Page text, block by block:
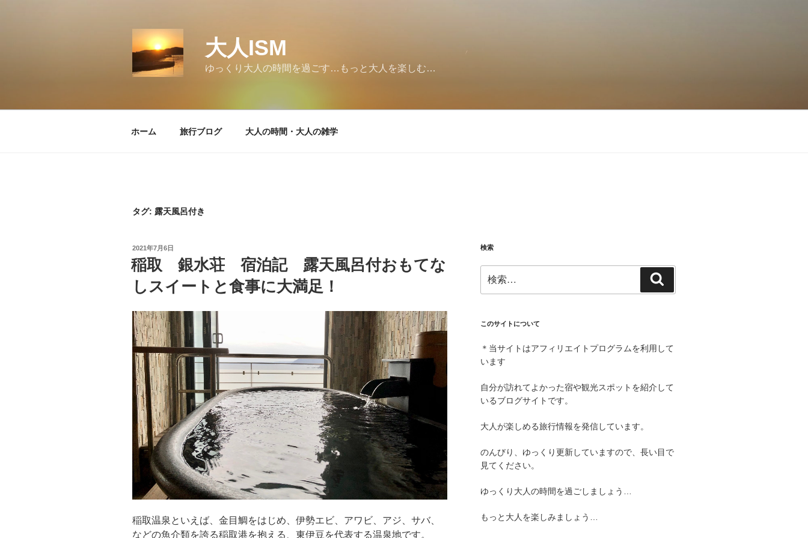
キ
大人ISM
ゆっくり大人の時間を過ごす…もっと大人を楽しむ…
ホーム 旅行ブログ 大人の時間・大人の雑学
タグ: 露天風呂付き
投
稿
日:
2021年7月6日
稲取 銀水荘 宿泊記 露天風呂付おもてな
しスイートと食事に大満足！
稲取温泉といえば、金目鯛をはじめ、伊勢エビ、アワビ、アジ、サバ、
などの魚介類を誇る稲取港を抱える、東伊豆を代表する温泉地です。
検索
索:
索
このサイトについて
＊当サイトはアフィリエイトプログラムを利用して
います
自分が訪れてよかった宿や観光スポットを紹介して
いるブログサイトです。
大人が楽しめる旅行情報を発信しています。
のんびり、ゆっくり更新していますので、長い目で
見てください。
ゆっくり大人の時間を過ごしましょう…
もっと大人を楽しみましょう…